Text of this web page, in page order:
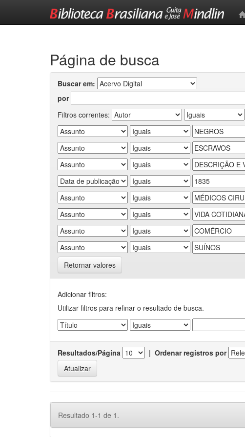
Página de busca
Buscar em:
por
Filtros correntes:
Retornar valores
Adicionar filtros:
Utilizar filtros para refinar o resultado de busca.
Resultados/Página | Ordenar registros por
Resultado 1-1 de 1.